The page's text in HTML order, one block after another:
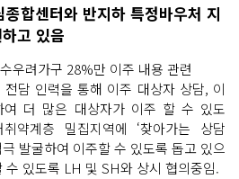
합센터와 반지하 특정바우처 지
고 있음
우려가구 28%만 이주 내용 관련
담 인력을 통해 이주 대상자 상담, 이
여 더 많은 대상자가 이주 할 수 있도
약계층 밀집지역에 ‘찾아가는 상담
발굴하여 이주할 수 있도록 돕고 있으
수 있도록 LH 및 SH와 상시 협의중임.